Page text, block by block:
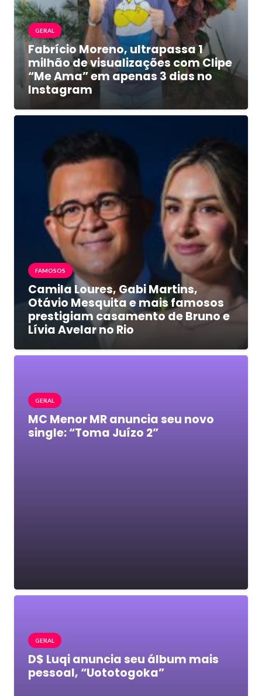
GERAL
Fabrício Moreno, ultrapassa 1
milhão de visualizações com Clipe
“Me Ama” em apenas 3 dias no
Instagram
FAMOSOS
Camila Loures, Gabi Martins,
Otávio Mesquita e mais famosos
prestigiam casamento de Bruno e
Lívia Avelar no Rio
GERAL
MC Menor MR anuncia seu novo
single: “Toma Juízo 2”
GERAL
D$ Luqi anuncia seu álbum mais
pessoal, “Uototogoka”